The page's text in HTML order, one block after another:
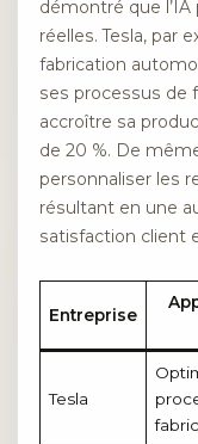
démontré que l’IA
réelles. Tesla, par
fabrication
ses processus de
accroître sa
de 20 %. De
personnaliser les
résultant en une
satisfaction client
Entreprise
Tesla